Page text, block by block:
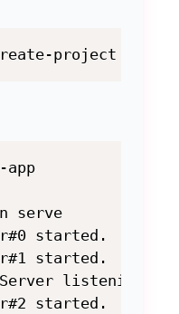
app
serve
started.
started.
Server listening at
started.